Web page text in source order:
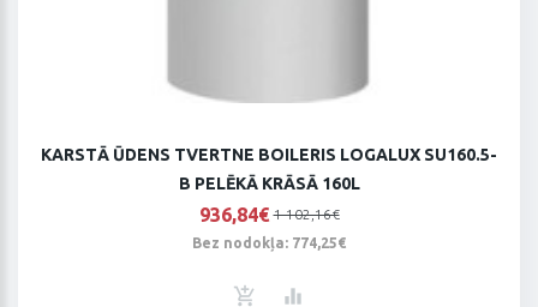
KARSTĀ ŪDENS TVERTNE BOILERIS LOGALUX SU160.5-
B PELĒKĀ KRĀSĀ 160L
936,84€ 1 102,16€
Bez nodokļa: 774,25€